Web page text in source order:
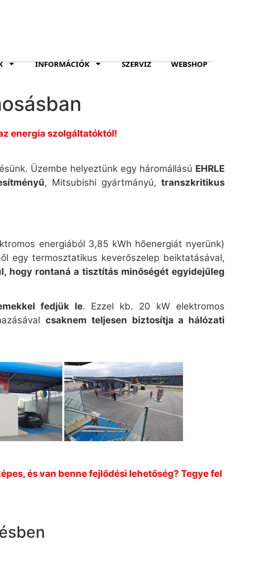
INFORMÁCIÓK SZERVIZ WEBSHOP
energia szolgáltatóktól!
Üzembe helyeztünk egy háromállású EHRLE
, Mitsubishi gyártmányú, transzkritikus
energiából 3,85 kWh hőenergiát nyerünk)
egy termosztatikus keverőszelep beiktatásával,
hogy rontaná a tisztítás minőségét egyidejűleg
fedjük le. Ezzel kb. 20 kW elektromos
csaknem teljesen biztosítja a hálózati
és van benne fejlődési lehetőség? Tegye fel